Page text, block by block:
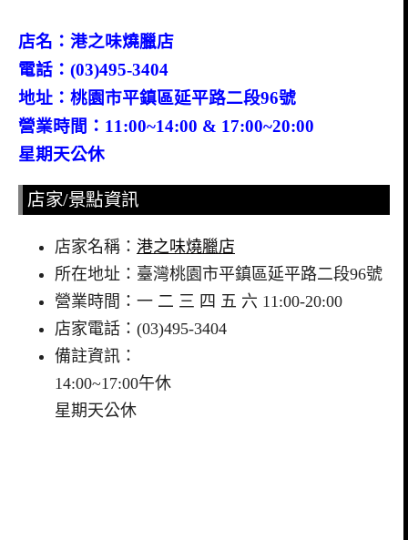
店名：港之味燒臘店
電話：(03)495-3404
地址：桃園市平鎮區延平路二段96號
營業時間：11:00~14:00 & 17:00~20:00
星期天公休
店家/景點資訊
店家名稱： 港之味燒臘店
所在地址：臺灣桃園市平鎮區延平路二段96號
營業時間：一 二 三 四 五 六 11:00-20:00
店家電話：(03)495-3404
備註資訊：
14:00~17:00午休
星期天公休